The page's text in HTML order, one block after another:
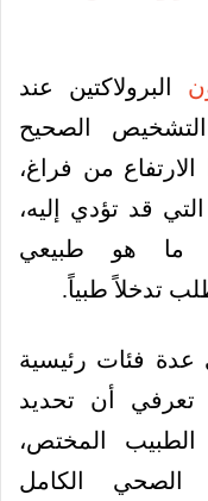
البرولاكتين عند
الصحيح
من فراغ،
قد تؤدي إليه،
ما هو طبيعي
تدخلاً طبياً.
عدة فئات رئيسية
تعرفي أن تحديد
المختص،
الصحي الكامل